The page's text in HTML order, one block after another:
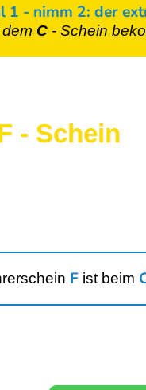
1 - nimm 2: der
dem C - Schein
- Schein
F ist beim